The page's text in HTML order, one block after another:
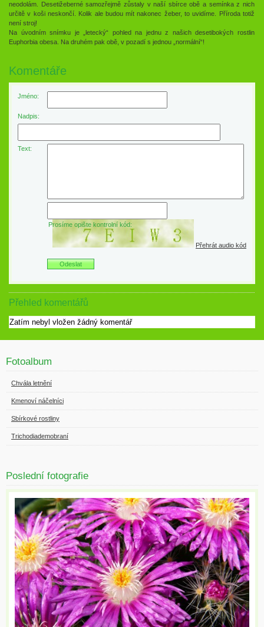
neodolám. Desetižeberné samozřejmě zůstaly v naší sbírce obě a semínka z nich
určitě v koši neskončí. Kolik ale budou mít nakonec žeber, to uvidíme. Příroda totiž
není stroj!
Na úvodním snímku je „letecký“ pohled na jednu z našich desetibokých rostlin
Euphorbia obesa. Na druhém pak obě, v pozadí s jednou „normální“!
Komentáře
Jméno:
Nadpis:
Text:
Prosíme opište kontrolní kód:
Přehrát audio kód
Přehled komentářů
Zatím nebyl vložen žádný komentář
Fotoalbum
Chvála letnění
Kmenoví náčelníci
Sbírkové rostliny
Trichodiademobraní
Poslední fotografie